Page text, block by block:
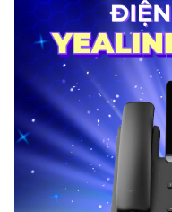
Sản phẩm
Hỗ trợ
Hỗ trợ
Tài liệu hướng dẫn
Tài liệu hướng dẫn
Giới thiệu
Đại lý
Tin tức